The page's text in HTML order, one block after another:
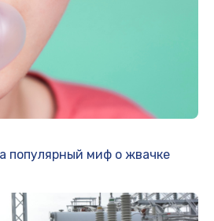
популярный миф о жвачке